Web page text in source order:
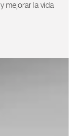
mejorar la vida